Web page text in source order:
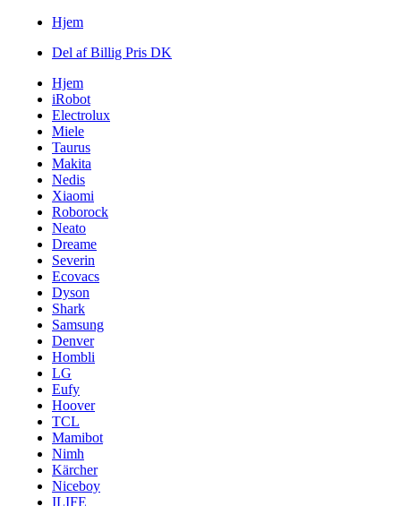
Hjem
Del af Billig Pris DK
Hjem
iRobot
Electrolux
Miele
Taurus
Makita
Nedis
Xiaomi
Roborock
Neato
Dreame
Severin
Ecovacs
Dyson
Shark
Samsung
Denver
Hombli
LG
Eufy
Hoover
TCL
Mamibot
Nimh
Kärcher
Niceboy
ILIFE